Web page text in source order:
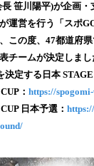
笹川陽平)が企画
運営を行う「スポ
この度、47都道府
チームが決定しま
定する日本 STAGE
： https://
日本予選：